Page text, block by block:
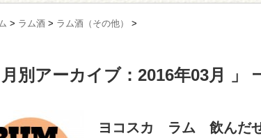
> ラム酒 > ラム酒（その他） >
月別アーカイブ：2016年03月 」
ヨコスカ ラム 飲んだ